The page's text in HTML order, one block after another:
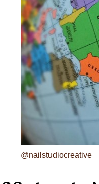
@nailstudiocreative